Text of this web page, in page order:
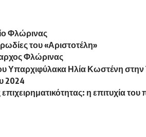
Φλώρινας
του «Αριστοτέλη»
Φλώρινας
Υπαρχιφύλακα Ηλία Κωστένη στην
2024
η επιτυχία